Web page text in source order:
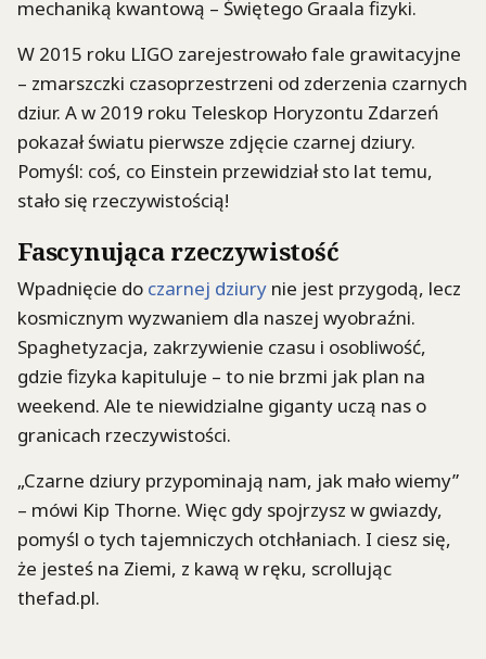
mechaniką kwantową – Świętego Graala fizyki.
W 2015 roku LIGO zarejestrowało fale grawitacyjne
– zmarszczki czasoprzestrzeni od zderzenia czarnych
dziur. A w 2019 roku Teleskop Horyzontu Zdarzeń
pokazał światu pierwsze zdjęcie czarnej dziury.
Pomyśl: coś, co Einstein przewidział sto lat temu,
stało się rzeczywistością!
Fascynująca rzeczywistość
Wpadnięcie do czarnej dziury nie jest przygodą, lecz
kosmicznym wyzwaniem dla naszej wyobraźni.
Spaghetyzacja, zakrzywienie czasu i osobliwość,
gdzie fizyka kapituluje – to nie brzmi jak plan na
weekend. Ale te niewidzialne giganty uczą nas o
granicach rzeczywistości.
„Czarne dziury przypominają nam, jak mało wiemy”
– mówi Kip Thorne. Więc gdy spojrzysz w gwiazdy,
pomyśl o tych tajemniczych otchłaniach. I ciesz się,
że jesteś na Ziemi, z kawą w ręku, scrollując
thefad.pl.